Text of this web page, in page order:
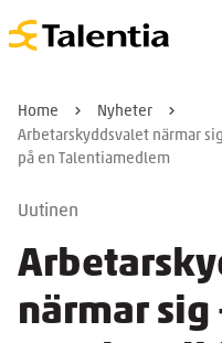
Home
Nyheter
Arbetarskyddsvalet närmar
på en Talentiamedlem
Uutinen
närmar sig